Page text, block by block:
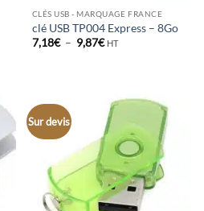
CLÉS USB - MARQUAGE FRANCE
clé USB TP004 Express – 8Go
7,18€ – 9,87€Plage
HT
Sur devis